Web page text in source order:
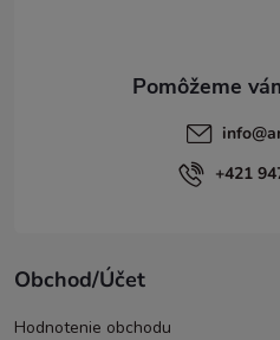
info@
+421
Obchod/Účet
Hodnotenie obchodu